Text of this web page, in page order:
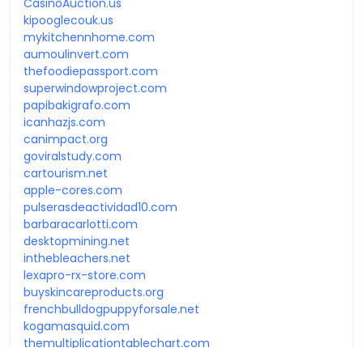
kipooglecouk.us
mykitchennhome.com
aumoulinvert.com
thefoodiepassport.com
superwindowproject.com
papibakigrafo.com
icanhazjs.com
canimpact.org
goviralstudy.com
cartourism.net
apple-cores.com
pulserasdeactividad10.com
barbaracarlotti.com
desktopmining.net
inthebleachers.net
lexapro-rx-store.com
buyskincareproducts.org
frenchbulldogpuppyforsale.net
kogamasquid.com
themultiplicationtablechart.com